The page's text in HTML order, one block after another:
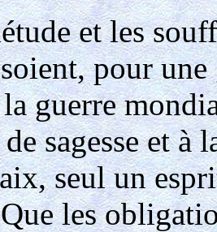
et les
pour une
guerre
sagesse et à
seul un
les